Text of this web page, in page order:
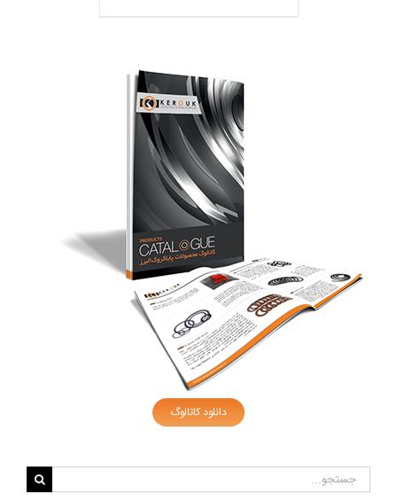
دانلود کاتالوگ
جستجو
برای: